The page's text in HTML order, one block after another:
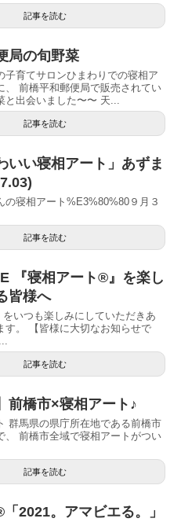
記事を読む
局の旬野菜
子育てサロンひまわりでの寝相ア
、 前橋平和郵便局で販売されてい
と出会いました〜〜 天...
記事を読む
いい寝相アート」あずま
の寝相アート%E3%80%80９月３
記事を読む
『寝相アート®』を楽し
皆様へ
をいつも楽しみにしていただきあ
す。 【皆様に大切なお知らせで
記事を読む
前橋市×寝相アート♪
群馬県の県庁所在地である前橋市
、 前橋市全域で寝相アートがつい
記事を読む
2021。アマビエる。」